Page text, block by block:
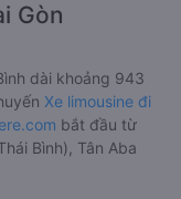
Gòn
dài khoảng 943
Xe limousine đi
bắt đầu từ
Bình), Tân Aba